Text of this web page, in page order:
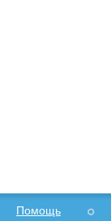
Помощь